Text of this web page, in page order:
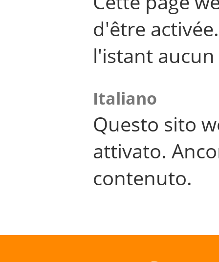
d'être
l'istant
Italiano
Questo sito
attivato.
contenuto.